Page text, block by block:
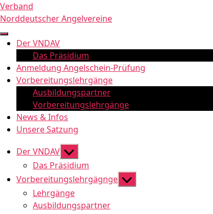
Zum
Inhalt
springen
Verband
Norddeutscher Angelvereine
Der VNDAV
Das Präsidium
Anmeldung Angelschein-Prüfung
Vorbereitungslehrgänge
Ausbildungspartner
Vorbereitungslehrgänge
News & Infos
Unsere Satzung
Der VNDAV Untermenü
anzeigen
Das Präsidium
Vorbereitungslehrgägnge Untermenü
Lehrgänge
Ausbildungspartner